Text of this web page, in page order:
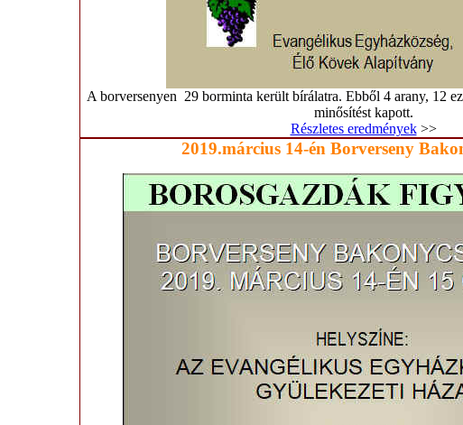
A borversenyen 29 borminta került bírálatra. Ebből 4 arany, 12
minősítést kapott.
Részletes eredmények>>
2019.március 14-én Borverseny